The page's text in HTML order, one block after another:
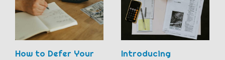
How to Defer Your
Introducing